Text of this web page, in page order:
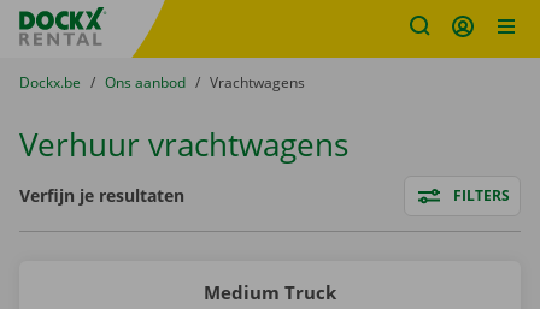
Fratello DEMO
U bevindt zich hier:
van
Dockx.be naar
Ons aanbod naar
Vrachtwagens
Verhuur vrachtwagens
Filters
Verfijn je resultaten FILTERS
Medium Truck